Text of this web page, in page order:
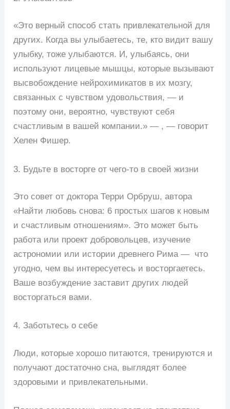
«Это верный способ стать привлекательной для
других. Когда вы улыбаетесь, те, кто видит вашу
улыбку, тоже улыбаются. И, улыбаясь, они
используют лицевые мышцы, которые вызывают
высвобождение нейрохимикатов в их мозгу,
связанных с чувством удовольствия, — и
поэтому они, вероятно, чувствуют себя
счастливым в вашей компании.» — , — говорит
Хелен Фишер.
3. Будьте в восторге от чего-то в своей жизни
Это совет от доктора Терри Орбруш, автора
«Найти любовь снова: 6 простых шагов к новым
и счастливым отношениям». Это может быть
работа или проект добровольцев, изучение
астрономии или истории древнего Рима — что
угодно, чем вы интересуетесь и восторгаетесь.
Ваше возбуждение заставит других людей
восторгаться вами.
4. Заботьтесь о себе
Люди, которые хорошо питаются, тренируются и
получают достаточно сна, выглядят более
здоровыми и привлекательными.